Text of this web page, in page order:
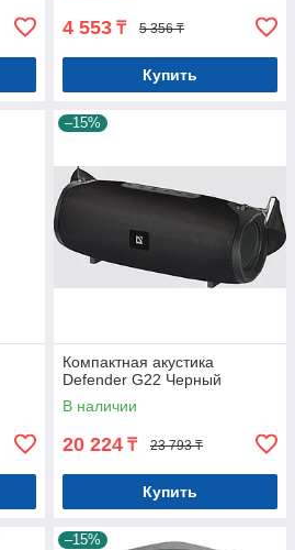
4 553 ₸ 5 356 ₸
Купить
–15%
Компактная акустика
Defender G22 Черный
В наличии
20 224 ₸ 23 793 ₸
Купить
–15%